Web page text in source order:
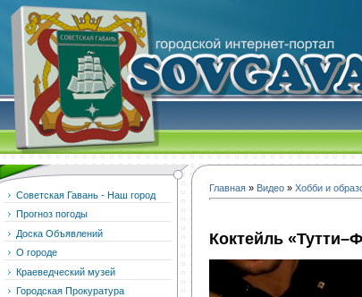
Советская Гавань - Наш город
Прогноз погоды
Доска Объявлений
О городе
Краеведческий музей
Городская Прокуратура
Главная » Видео » Хобби и
Коктейль